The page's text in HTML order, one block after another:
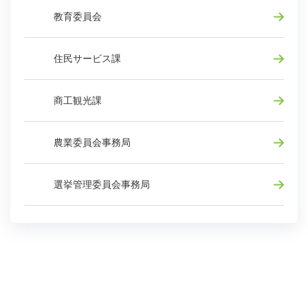
教育委員会
住民サービス課
商工観光課
農業委員会事務局
選挙管理委員会事務局